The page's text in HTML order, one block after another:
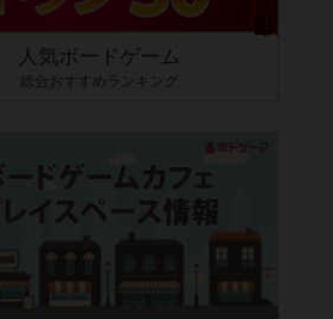
人気ボードゲーム
総合おすすめランキング